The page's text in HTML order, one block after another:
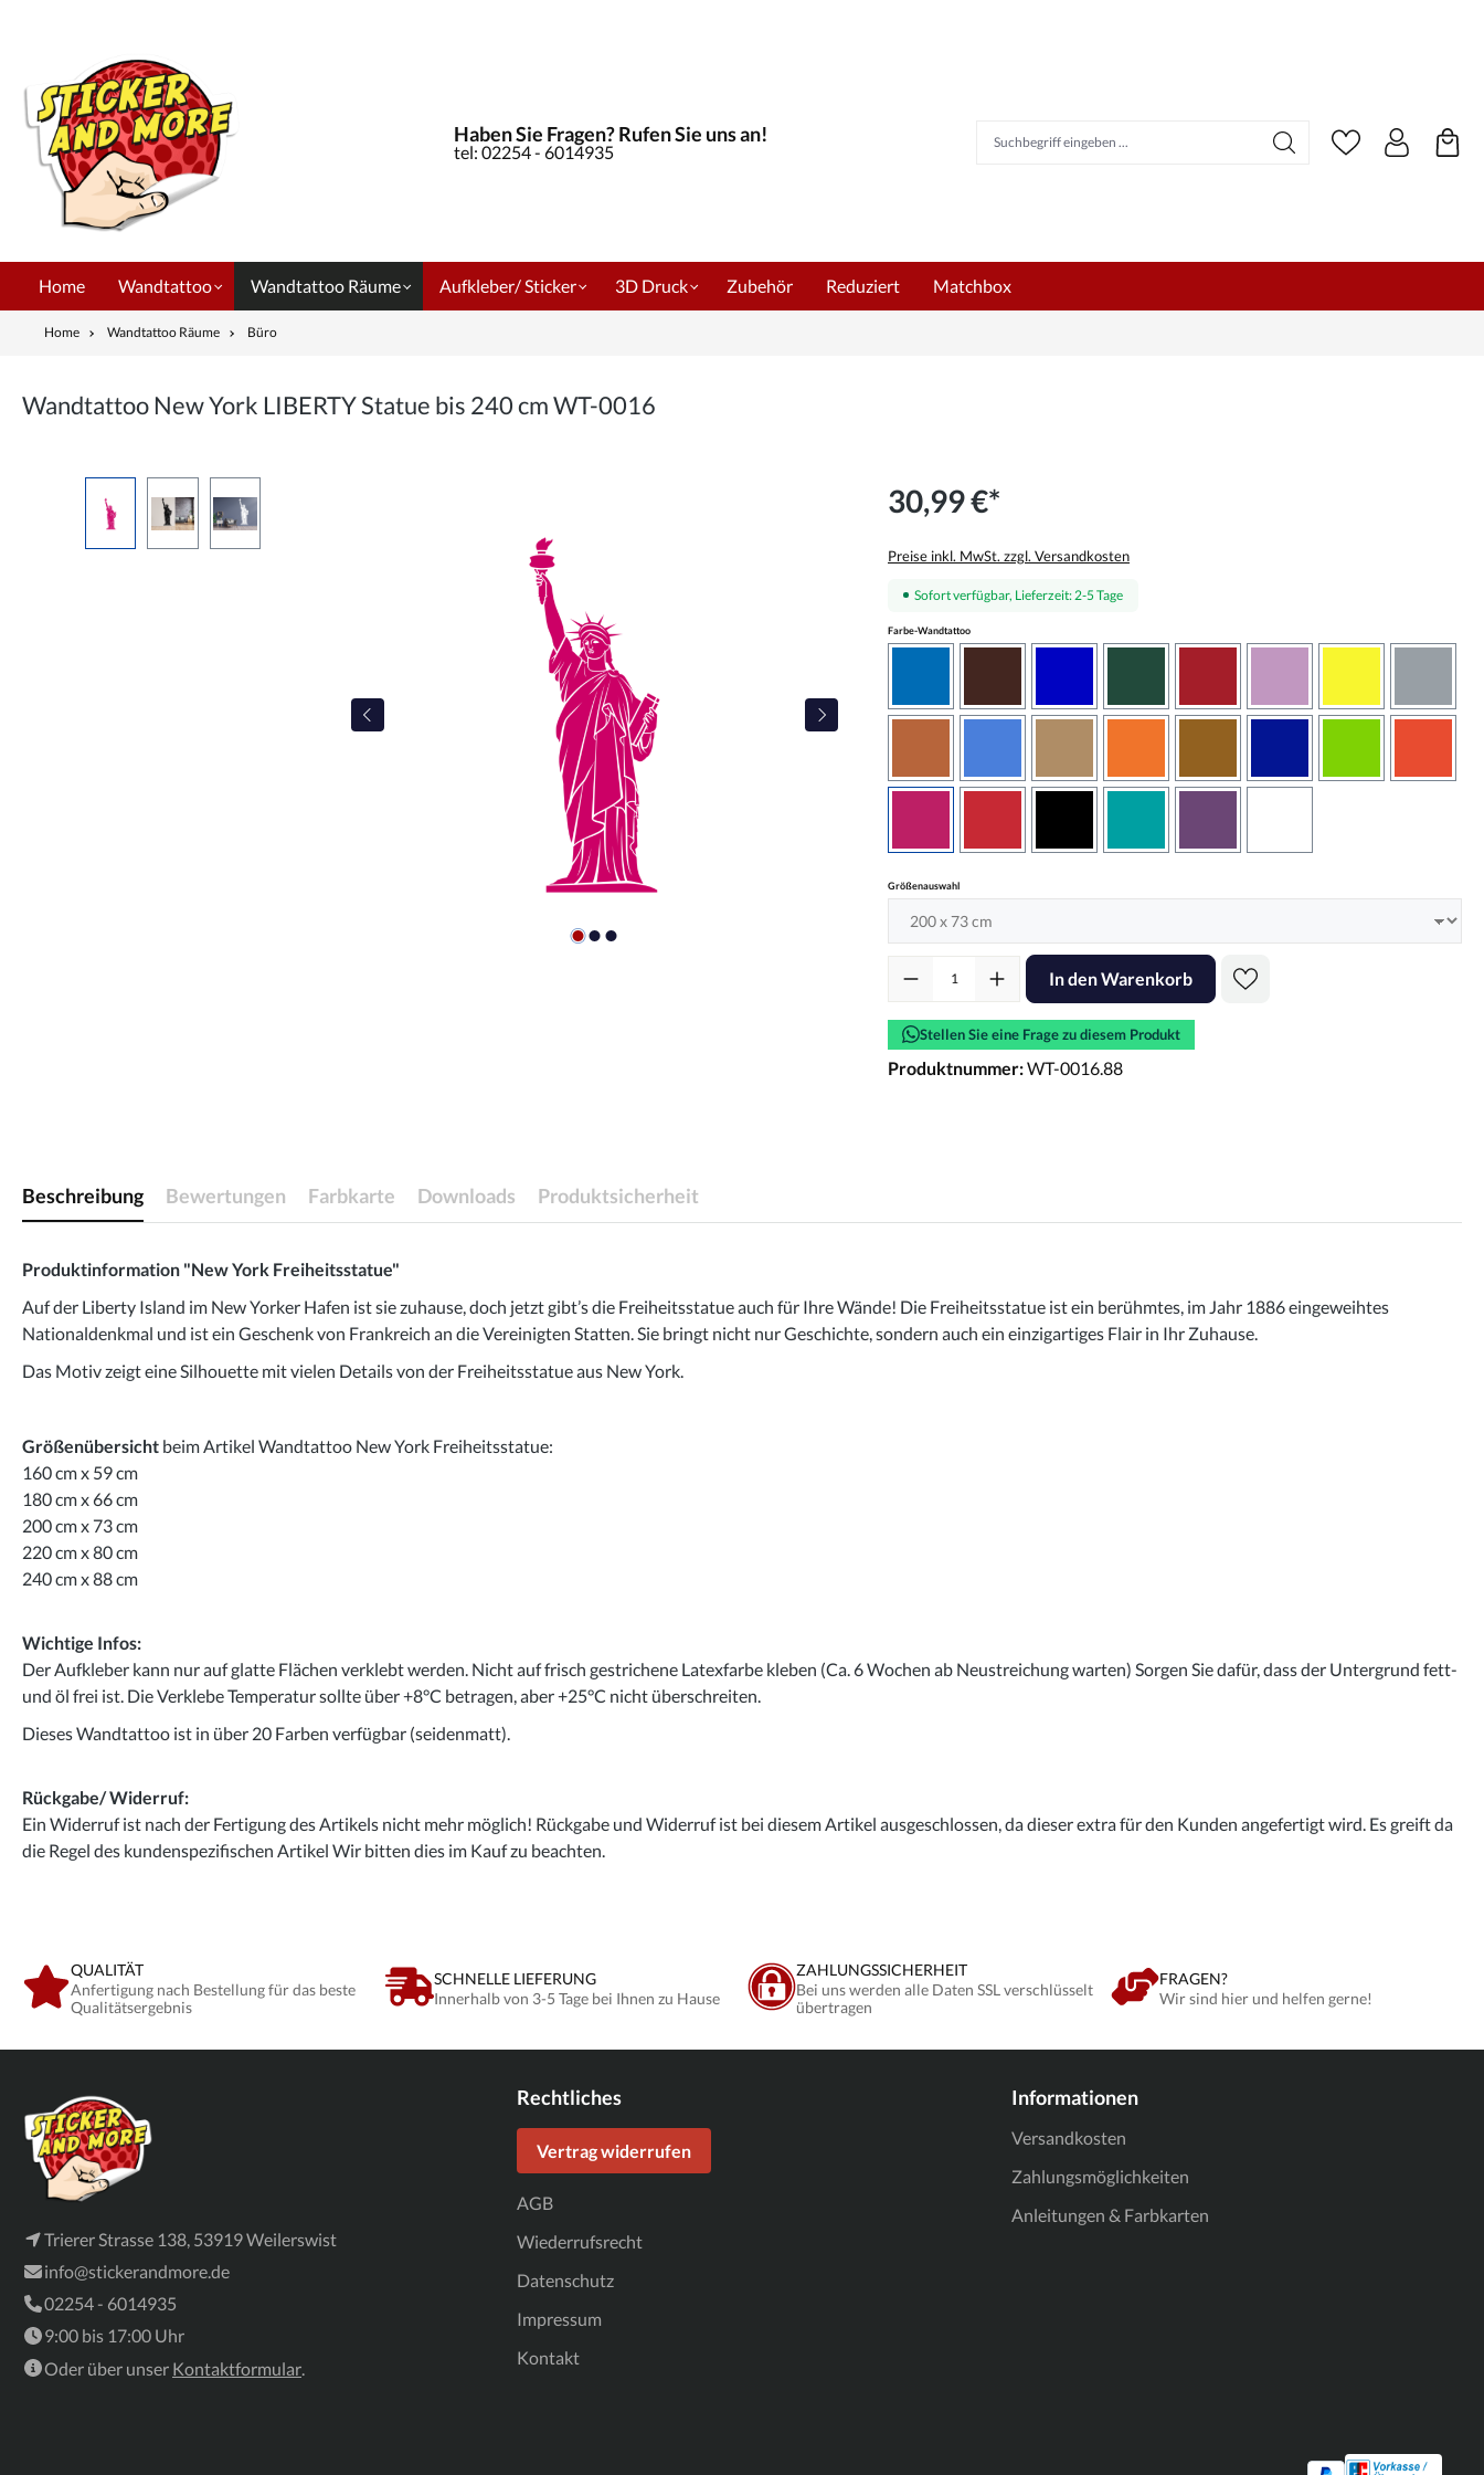
Haben Sie Fragen? Rufen Sie uns an!
tel: 02254 - 6014935
Home Wandtattoo Wandtattoo Räume Aufkleber/ Sticker 3D Druck Zubehör Reduziert Matchbox
Home Wandtattoo Räume Büro
Wandtattoo New York LIBERTY Statue bis 240 cm WT-0016
30,99 €*
Preise inkl. MwSt. zzgl. Versandkosten
Sofort verfügbar, Lieferzeit: 2-5 Tage
Farbe-Wandtattooauswählen
Größenauswahlauswählen
Produkt Anzahl: Gib den gewünschten Wert ein oder benutze die Schaltflächen
In den Warenkorb
Stellen Sie eine Frage zu diesem Produkt
Produktnummer:WT-0016.88
Beschreibung Bewertungen Farbkarte Downloads Produktsicherheit
Produktinformation "New York Freiheitsstatue"
Auf der Liberty Island im New Yorker Hafen ist sie zuhause, doch jetzt gibt’s die Freiheitsstatue auch für Ihre Wände! Die Freiheitsstatue ist ein berühmtes, im Jahr 1886 eingeweihtes
Nationaldenkmal und ist ein Geschenk von Frankreich an die Vereinigten Statten. Sie bringt nicht nur Geschichte, sondern auch ein einzigartiges Flair in Ihr Zuhause.
Das Motiv zeigt eine Silhouette mit vielen Details von der Freiheitsstatue aus New York.
Größenübersicht beim Artikel Wandtattoo New York Freiheitsstatue:
160 cm x 59 cm
180 cm x 66 cm
200 cm x 73 cm
220 cm x 80 cm
240 cm x 88 cm
Wichtige Infos:
Der Aufkleber kann nur auf glatte Flächen verklebt werden. Nicht auf frisch gestrichene Latexfarbe kleben (Ca. 6 Wochen ab Neustreichung warten) Sorgen Sie dafür, dass der Untergrund fett-
und öl frei ist. Die Verklebe Temperatur sollte über +8°C betragen, aber +25°C nicht überschreiten.
Dieses Wandtattoo ist in über 20 Farben verfügbar (seidenmatt).
Rückgabe/ Widerruf:
Ein Widerruf ist nach der Fertigung des Artikels nicht mehr möglich! Rückgabe und Widerruf ist bei diesem Artikel ausgeschlossen, da dieser extra für den Kunden angefertigt wird. Es greift da
die Regel des kundenspezifischen Artikel Wir bitten dies im Kauf zu beachten.
QUALITÄT
Anfertigung nach Bestellung für das beste
Qualitätsergebnis
SCHNELLE LIEFERUNG
Innerhalb von 3-5 Tage bei Ihnen zu Hause
ZAHLUNGSSICHERHEIT
Bei uns werden alle Daten SSL verschlüsselt
übertragen
FRAGEN?
Wir sind hier und helfen gerne!
Trierer Strasse 138, 53919 Weilerswist
info@stickerandmore.de
02254 - 6014935
9:00 bis 17:00 Uhr
Oder über unser Kontaktformular.
Rechtliches
Vertrag widerrufen
AGB
Wiederrufsrecht
Datenschutz
Impressum
Kontakt
Informationen
Versandkosten
Zahlungsmöglichkeiten
Anleitungen & Farbkarten